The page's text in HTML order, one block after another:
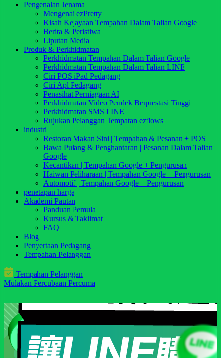
Pengenalan Jenama
Mengenai ezPretty
Kisah Kejayaan Tempahan Dalam Talian Google
Berita & Peristiwa
Liputan Media
Produk & Perkhidmatan
Perkhidmatan Tempahan Dalam Talian Google
Perkhidmatan Tempahan Dalam Talian LINE
Ciri POS iPad Pedagang
Ciri Apl Pedagang
Penasihat Perniagaan AI
Perkhidmatan Video Pendek Berprestasi Tinggi
Perkhidmatan SMS LINE
Rujukan Pelanggan Tempatan ezflows
industri
Restoran Makan Sini | Tempahan & Pesanan + POS
Bawa Pulang & Penghantaran | Pesanan Dalam Talian
Google
Kecantikan | Tempahan Google + Pengurusan
Haiwan Peliharaan | Tempahan Google + Pengurusan
Automotif | Tempahan Google + Pengurusan
penetapan harga
Akademi Pautan
Panduan Pemula
Kursus & Taklimat
FAQ
Blog
Penyertaan Pedagang
Tempahan Pelanggan
Tempahan Pelanggan
Mulakan Percubaan Percuma